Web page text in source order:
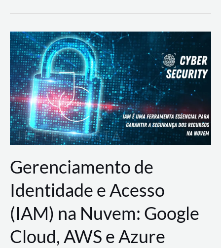
Prática:
Desenvolvimento,
Segurança
e
Operações
Gerenciamento de
Identidade e Acesso
(IAM) na Nuvem: Google
Cloud, AWS e Azure